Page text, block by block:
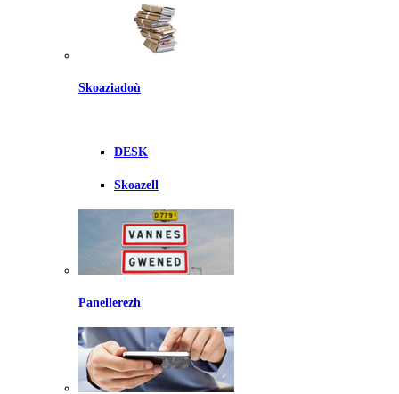
Skoaziadoù
DESK
Skoazell
Panellerezh